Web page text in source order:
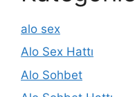
alo sex
Alo Sex Hattı
Alo Sohbet